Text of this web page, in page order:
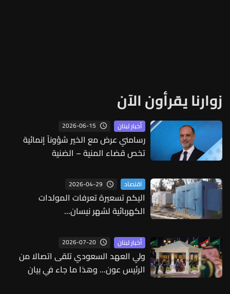
زوارنا يقرأون الآن
أخبار لبنان 2026-06-15
رسامني عرض مع الخير شؤوناً إنمائية
تخص قضاء المنية – الضنية
اقتصاد 2026-04-29
اليكم تسعيرة تعرفات المولدات
الكهربائية لشهر نيسان...
أخبار لبنان 2026-07-20
ولي العهد السعودي تلقى اتصالا من
الرئيس عون... وهذا ما جاء في بيان